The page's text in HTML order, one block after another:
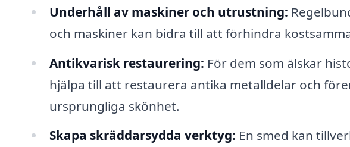
Underhåll av maskiner och utrustning:
och maskiner kan bidra till att förhindra
Antikvarisk restaurering: För dem som älskar
hjälpa till att restaurera antika metalldelar och
ursprungliga skönhet.
Skapa skräddarsydda verktyg: En smed kan